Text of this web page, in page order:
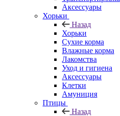
Аксессуары
Хорьки
Назад
Хорьки
Сухие корма
Влажные корма
Лакомства
Уход и гигиена
Аксессуары
Клетки
Амуниция
Птицы
Назад